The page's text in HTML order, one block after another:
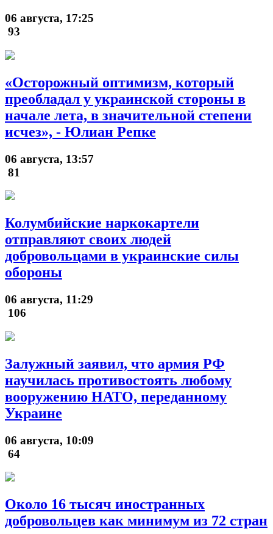
06 августа, 17:25
93
«Осторожный оптимизм, который
преобладал у украинской стороны в
начале лета, в значительной степени
исчез», - Юлиан Репке
06 августа, 13:57
81
Колумбийские наркокартели
отправляют своих людей
добровольцами в украинские силы
обороны
06 августа, 11:29
106
Залужный заявил, что армия РФ
научилась противостоять любому
вооружению НАТО, переданному
Украине
06 августа, 10:09
64
Около 16 тысяч иностранных
добровольцев как минимум из 72 стран